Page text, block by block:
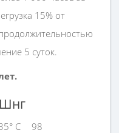
15% от
5 суток.
C
98